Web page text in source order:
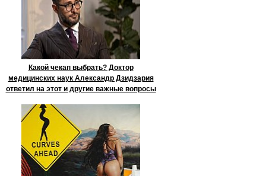
Какой чекап выбрать? Доктор
медицинских наук Александр Дзидзария
ответил на этот и другие важные вопросы